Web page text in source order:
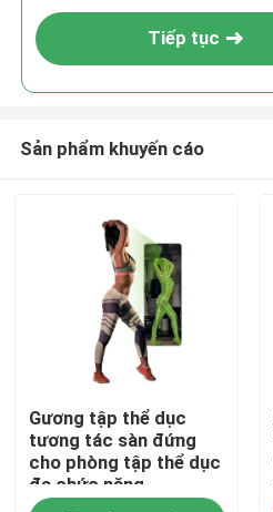
Tiếp tục
Sản phẩm khuyến cáo
Gương tập thể dục
tương tác sàn đứng
cho phòng tập thể dục
đa chức năng